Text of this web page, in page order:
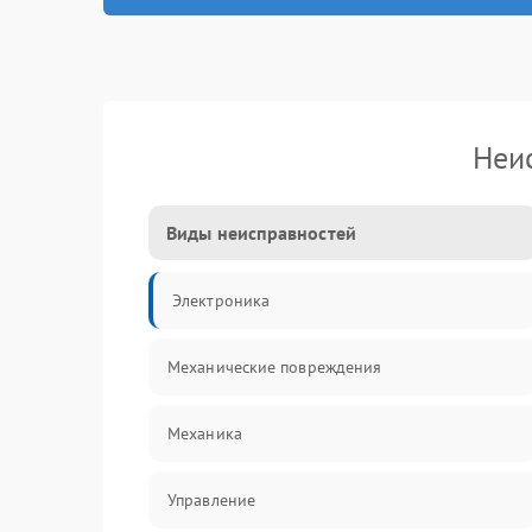
Виды неисправностей
Электроника
Механические повреждения
Механика
Управление